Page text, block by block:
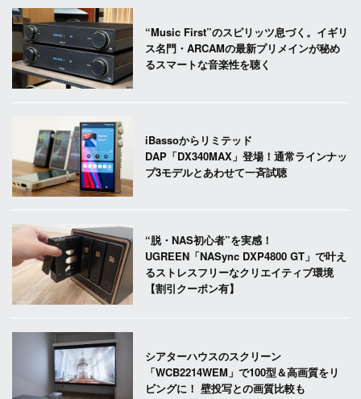
“Music First”のスピリッツ息づく。イギリ
ス名門・ARCAMの最新プリメインが秘め
るスマートな音楽性を聴く
iBassoからリミテッド
DAP「DX340MAX」登場！通常ラインナッ
プ3モデルとあわせて一斉試聴
“脱・NAS初心者”を実感！
UGREEN「NASync DXP4800 GT」で叶え
るストレスフリーなクリエイティブ環境
【割引クーポン有】
シアターハウスのスクリーン
「WCB2214WEM」で100型＆高画質をリ
ビングに！ 壁投写との画質比較も